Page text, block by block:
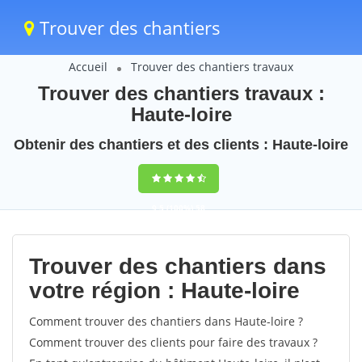
Trouver des chantiers
Accueil Trouver des chantiers travaux
Trouver des chantiers travaux :
Haute-loire
Obtenir des chantiers et des clients : Haute-loire
9,5(100%)58
votes
Trouver des chantiers dans
votre région : Haute-loire
Comment trouver des chantiers dans Haute-loire ?
Comment trouver des clients pour faire des travaux ?